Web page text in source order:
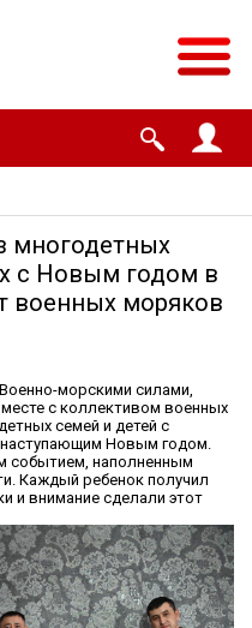
многодетных
с Новым годом в
военных моряков
морскими силами,
с коллективом военных
семей и детей с
наступающим Новым годом.
событием, наполненным
Каждый ребенок получил
и внимание сделали этот